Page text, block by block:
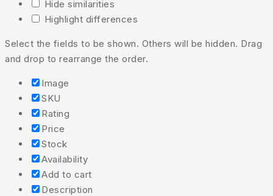
Hide similarities
Highlight differences
Select the fields to be shown. Others will be hidden. Drag
and drop to rearrange the order.
Image
SKU
Rating
Price
Stock
Availability
Add to cart
Description